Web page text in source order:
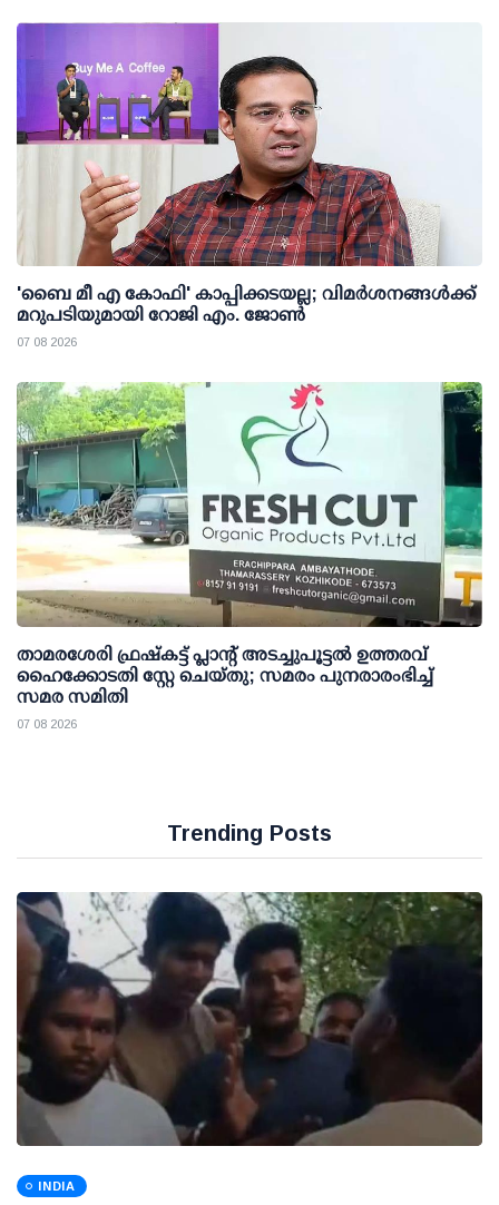
'ബൈ മീ എ കോഫി' കാപ്പിക്കടയല്ല; വിമര്‍ശനങ്ങള്‍ക്ക്
മറുപടിയുമായി റോജി എം. ജോണ്‍
07 08 2026
താമരശേരി ഫ്രഷ്കട്ട് പ്ലാന്റ് അടച്ചുപൂട്ടൽ ഉത്തരവ്
ഹൈക്കോടതി സ്റ്റേ ചെയ്തു; സമരം പുനരാരംഭിച്ച്
സമര സമിതി
07 08 2026
Trending Posts
INDIA